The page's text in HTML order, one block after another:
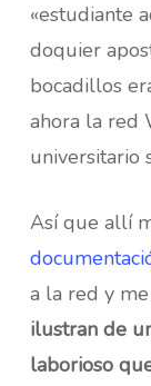
«estudiante
doquier
bocadillos
ahora la red
universitario
Así que allí
a la red y
ilustran de
laborioso